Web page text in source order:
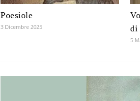
Poesiole
3 Dicembre 2025
di
5